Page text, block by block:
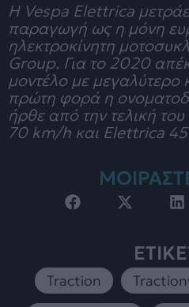
H Vespa Elettrica
παραγωγή ως η μόνη
ηλεκτροκίνητη
Group. Για το 2020
μοντέλο με μεγαλύτερο
πρώτη φορά η
ήρθε από την τελική
70 km/h και Elettrica
Traction